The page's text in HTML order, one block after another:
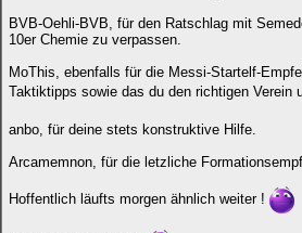
BVB-Oehli-BVB, für den Ratschlag mit
10er Chemie zu verpassen.
MoThis, ebenfalls für die Messi-Startelf-
Taktiktipps sowie das du den richtigen Verein
anbo, für deine stets konstruktive Hilfe.
Arcamemnon, für die letzliche
Hoffentlich läufts morgen ähnlich weiter !